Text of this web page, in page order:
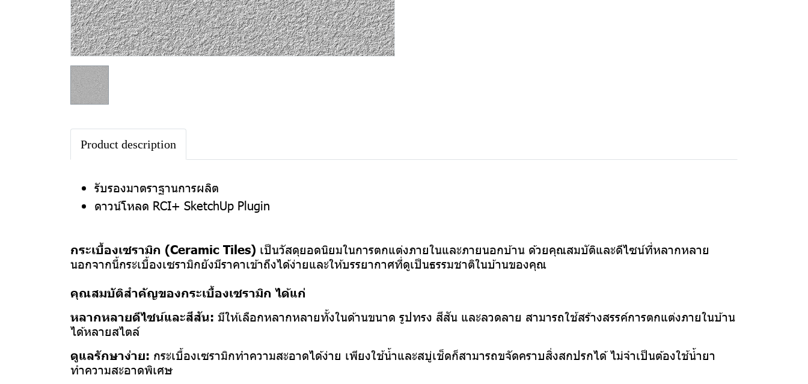
Product description
รับรองมาตราฐานการผลิต
ดาวน์โหลด RCI+ SketchUp Plugin
กระเบื้องเซรามิก (Ceramic Tiles) เป็นวัสดุยอดนิยมในการตกแต่งภายในและภายนอกบ้าน ด้วยคุณสมบัติและดีไซน์ที่หลากหลาย
นอกจากนี้กระเบื้องเซรามิกยังมีราคาเข้าถึงได้ง่ายและให้บรรยากาศที่ดูเป็นธรรมชาติในบ้านของคุณ
คุณสมบัติสำคัญของกระเบื้องเซรามิก ได้แก่
หลากหลายดีไซน์และสีสัน: มีให้เลือกหลากหลายทั้งในด้านขนาด รูปทรง สีสัน และลวดลาย สามารถใช้สร้างสรรค์การตกแต่งภายในบ้าน
ได้หลายสไตล์
ดูแลรักษาง่าย: กระเบื้องเซรามิกทำความสะอาดได้ง่าย เพียงใช้น้ำและสบู่เช็ดก็สามารถขจัดคราบสิ่งสกปรกได้ ไม่จำเป็นต้องใช้น้ำยา
ทำความสะอาดพิเศษ